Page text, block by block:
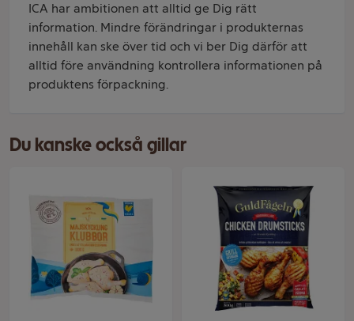
ICA har ambitionen att alltid ge Dig rätt
information. Mindre förändringar i produkternas
innehåll kan ske över tid och vi ber Dig därför att
alltid före användning kontrollera informationen på
produktens förpackning.
Du kanske också gillar